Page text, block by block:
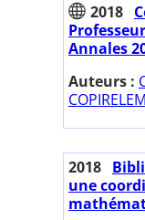
2018
Annales
Auteurs :
COPIRELEM
2018
une